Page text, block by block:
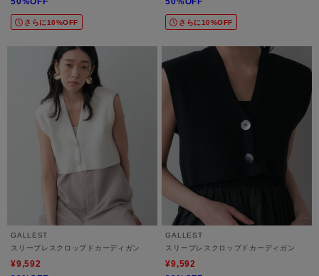
さらに10%OFF さらに10%OFF
GALLEST
スリーブレスクロップドカーディガン
¥9,592
GALLEST
スリーブレスクロップドカーディガン
¥9,592